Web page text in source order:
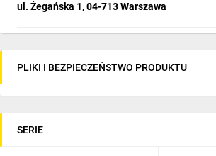
ul. Żegańska 1, 04-713 Warszawa
PLIKI I BEZPIECZEŃSTWO PRODUKTU
SERIE